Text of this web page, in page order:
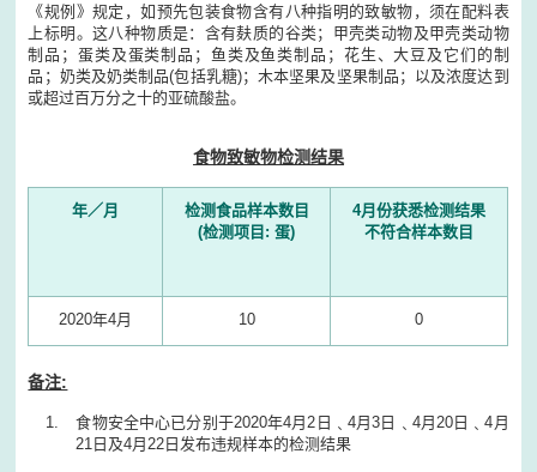
《规例》规定，如预先包装食物含有八种指明的致敏物，须在配料表
上标明。这八种物质是：含有麸质的谷类；甲壳类动物及甲壳类动物
制品；蛋类及蛋类制品；鱼类及鱼类制品；花生、大豆及它们的制
品；奶类及奶类制品(包括乳糖)；木本坚果及坚果制品；以及浓度达到
或超过百万分之十的亚硫酸盐。
食物致敏物检测结果
年／月
检测食品样本数目
(检测项目: 蛋)
4月份获悉检测结果
不符合样本数目
2020年4月 10 0
备注:
食物安全中心已分别于2020年4月2日﹑4月3日﹑4月20日﹑4月
21日及4月22日发布违规样本的检测结果